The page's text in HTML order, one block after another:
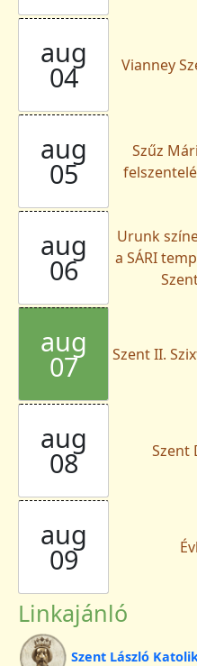
aug
04 Vianney
aug
05
Szűz
aug
06
Urunk
a SÁRI
aug
07 Szent II.
aug
08 Szent
aug
09
Linkajánló
Szent László